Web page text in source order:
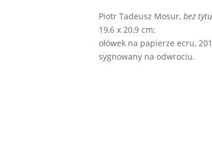
Piotr Tadeusz Mosur, bez
19,6 x 20,9 cm;
ołówek na papierze ecru,
sygnowany na odwrociu.